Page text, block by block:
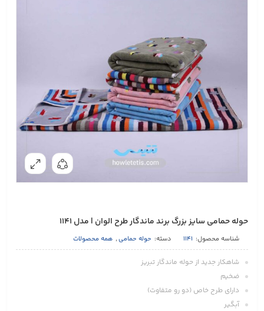
حوله حمامی سایز بزرگ برند ماندگار طرح الوان | مدل 1141
شناسه محصول: 1141 دسته: حوله حمامی, همه محصولات
شاهكار جديد از حوله ماندگار تبريز
ضخيم
دارای طرح خاص (دو رو متفاوت)
آبگير